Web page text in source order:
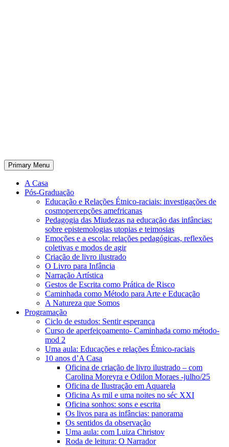
Primary Menu
A Casa
Pós-Graduação
Educação e Relações Étnico-raciais: investigações de
cosmopercepções amefricanas
Pedagogia das Miudezas na educação das infâncias:
sobre epistemologias utopias e teimosias
Emoções e a escola: relações pedagógicas, reflexões
coletivas e modos de agir
Criação de livro ilustrado
O Livro para Infância
Narração Artística
Gestos de Escrita como Prática de Risco
Caminhada como Método para Arte e Educação
A Natureza que Somos
Programação
Ciclo de estudos: Sentir esperança
Curso de aperfeiçoamento- Caminhada como método-
mod 2
Uma aula: Educações e relações Étnico-raciais
10 anos d’A Casa
Oficina de criação de livro ilustrado – com
Carolina Moreyra e Odilon Moraes -julho/25
Oficina de Ilustração em Aquarela
Oficina As mil e uma noites no séc XXI
Oficina sonhos: sons e escrita
Os livos para as infâncias: panorama
Os sentidos da observação
Uma aula: com Luiza Christov
Roda de leitura: O Narrador